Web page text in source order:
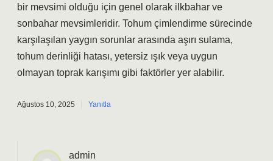
bir mevsimi olduğu için genel olarak ilkbahar ve
sonbahar mevsimleridir. Tohum çimlendirme sürecinde
karşılaşılan yaygın sorunlar arasında aşırı sulama,
tohum derinliği hatası, yetersiz ışık veya uygun
olmayan toprak karışımı gibi faktörler yer alabilir.
Ağustos 10, 2025 Yanıtla
admin